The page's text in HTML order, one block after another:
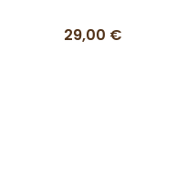
29,00 €